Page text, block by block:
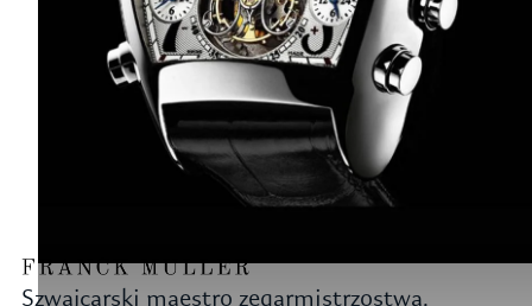
Szwajcarski maestro zegarmistrzostwa.